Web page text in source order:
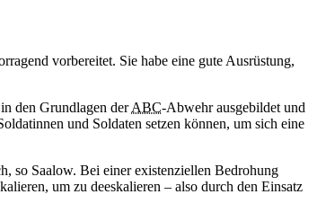
vorbereitet. Sie habe eine gute Ausrüstung,
den Grundlagen derABC-Abwehr ausgebildet und
und Soldaten setzen können, um sich eine
so Saalow. Bei einer existenziellen Bedrohung
um zu deeskalieren – also durch den Einsatz